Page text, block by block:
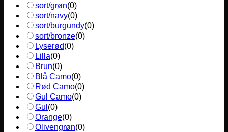
sort/grøn(0)
sort/navy(0)
sort/burgundy(0)
sort/bronze(0)
Lyserød(0)
Lilla(0)
Brun(0)
Blå Camo(0)
Rød Camo(0)
Gul Camo(0)
Gul (0)
Orange(0)
Olivengrøn(0)